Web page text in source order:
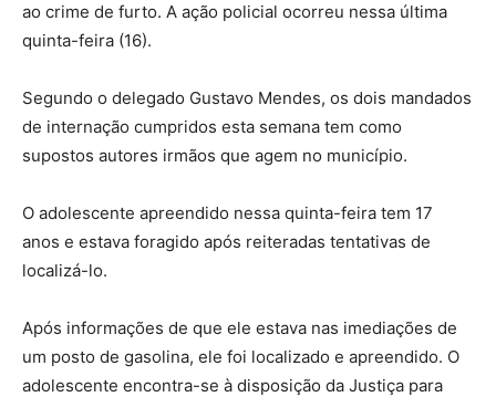
ao crime de furto. A ação policial ocorreu nessa última
quinta-feira (16).
Segundo o delegado Gustavo Mendes, os dois mandados
de internação cumpridos esta semana tem como
supostos autores irmãos que agem no município.
O adolescente apreendido nessa quinta-feira tem 17
anos e estava foragido após reiteradas tentativas de
localizá-lo.
Após informações de que ele estava nas imediações de
um posto de gasolina, ele foi localizado e apreendido. O
adolescente encontra-se à disposição da Justiça para